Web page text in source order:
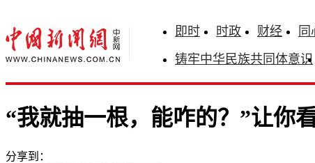
即时 时政 财经 同
铸牢中华民族共同体意识
“我就抽一根，能咋的？”让你
分享到：